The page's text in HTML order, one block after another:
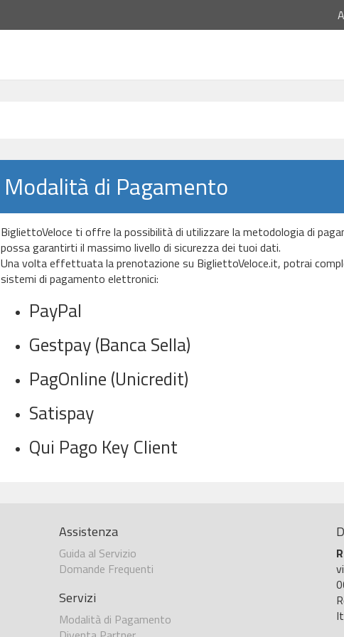
Modalità di Pagamento
BigliettoVeloce ti offre la possibilità di utilizzare la metodologia di
possa garantirti il massimo livello di sicurezza dei tuoi dati.
Una volta effettuata la prenotazione su BigliettoVeloce.it, potrai
sistemi di pagamento elettronici:
PayPal
Gestpay (Banca Sella)
PagOnline (Unicredit)
Satispay
Qui Pago Key Client
Assistenza
Guida al Servizio
Domande Frequenti
Servizi
Modalità di Pagamento